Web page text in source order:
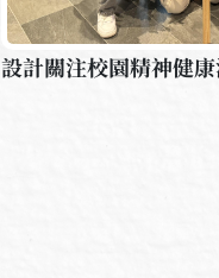
設計關注校園精神健